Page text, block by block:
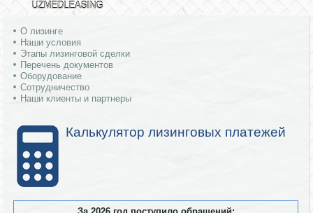
О лизинге
Наши условия
Этапы лизинговой сделки
Перечень документов
Оборудование
Сотрудничество
Наши клиенты и партнеры
Калькулятор лизинговых платежей